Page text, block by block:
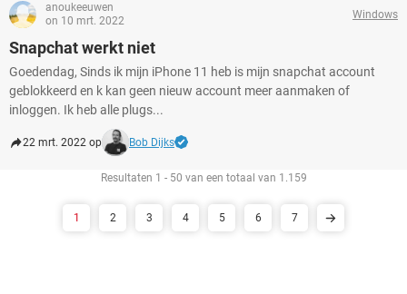
anoukeeuwen
on 10 mrt. 2022
Windows
Snapchat werkt niet
Goedendag, Sinds ik mijn iPhone 11 heb is mijn snapchat account
geblokkeerd en k kan geen nieuw account meer aanmaken of
inloggen. Ik heb alle plugs...
22 mrt. 2022 op Bob Dijks
Resultaten 1 - 50 van een totaal van 1.159
1 2 3 4 5 6 7